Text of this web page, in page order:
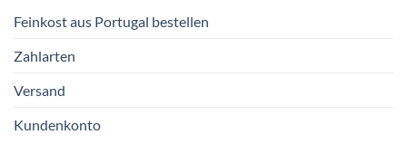
Feinkost aus Portugal bestellen
Zahlarten
Versand
Kundenkonto